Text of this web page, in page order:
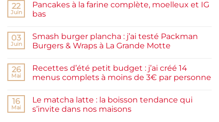
Confiture
de
prunes
et
rapide
22
Juin
Pancakes à la farine complète, moelleux et IG
bas
sur
Pancakes
à
complète,
moelleux
et
03
Juin
Smash burger plancha : j’ai testé Packman
Burgers & Wraps à La Grande Motte
sur
Smash
burger
testé
Packman
Burgers &
26
Mai
Recettes d’été petit budget : j’ai créé 14
menus complets à moins de 3€ par personne
sur
Recettes
d’été
16
Mai
Le matcha latte : la boisson tendance qui
s’invite dans nos maisons